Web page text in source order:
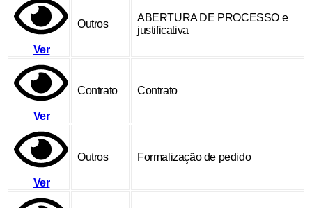
Ver
Outros
ABERTURA DE PROCESSO e
justificativa
Ver
Contrato Contrato
Ver
Outros Formalização de pedido